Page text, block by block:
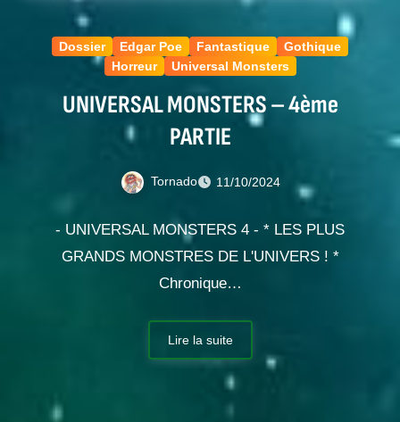
Dossier Edgar Poe Fantastique
Gothique
Horreur
Universal Monsters
UNIVERSAL MONSTERS – 4ème
PARTIE
Tornado 11/10/2024
- UNIVERSAL MONSTERS 4 - * LES PLUS
GRANDS MONSTRES DE L'UNIVERS ! *
Chronique…
Lire la suite